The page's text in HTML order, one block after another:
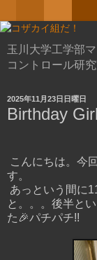
玉川大学工学部
コントロール研
2025年11月23日日曜日
Birthday Girl
こんにちは。今
す。
あっという間に
と。。。後半と
た🎉パチパチ!!